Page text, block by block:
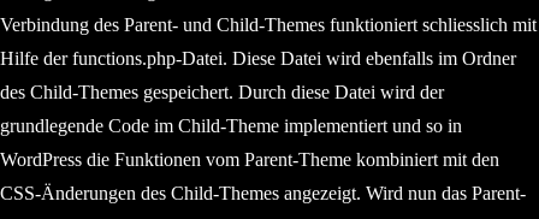
Verbindung des Parent- und Child-Themes funktioniert schliesslich mit
Hilfe der functions.php-Datei. Diese Datei wird ebenfalls im Ordner
des Child-Themes gespeichert. Durch diese Datei wird der
grundlegende Code im Child-Theme implementiert und so in
WordPress die Funktionen vom Parent-Theme kombiniert mit den
CSS-Änderungen des Child-Themes angezeigt. Wird nun das Parent-